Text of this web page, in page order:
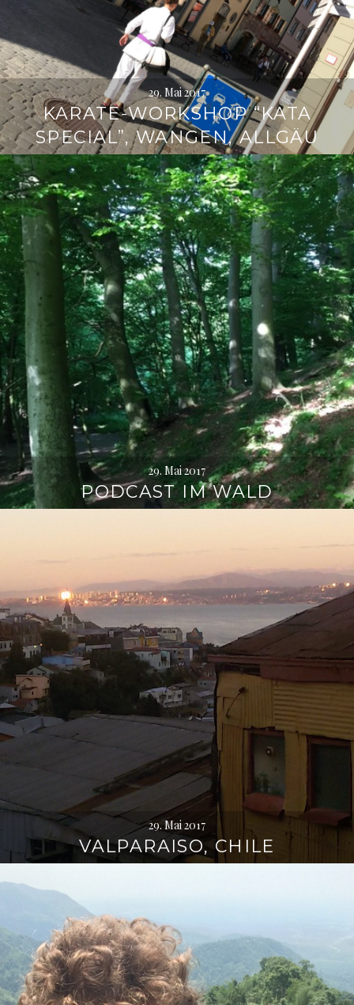
29. Mai 2017
KARATE-WORKSHOP “KATA
SPECIAL”, WANGEN, ALLGÄU
29. Mai 2017
PODCAST IM WALD
29. Mai 2017
VALPARAISO, CHILE